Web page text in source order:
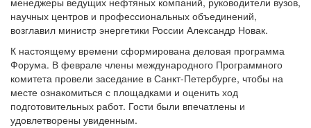
научных центров и профессиональных объединений,
возглавил министр энергетики России Александр Новак.
К настоящему времени сформирована деловая программа
Форума. В феврале члены международного Программного
комитета провели заседание в Санкт-Петербурге, чтобы на
месте ознакомиться с площадками и оценить ход
подготовительных работ. Гости были впечатлены и
удовлетворены увиденным.